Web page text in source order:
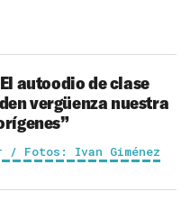
autoodio de clase
vergüenza nuestra
/ Fotos: Ivan Giménez